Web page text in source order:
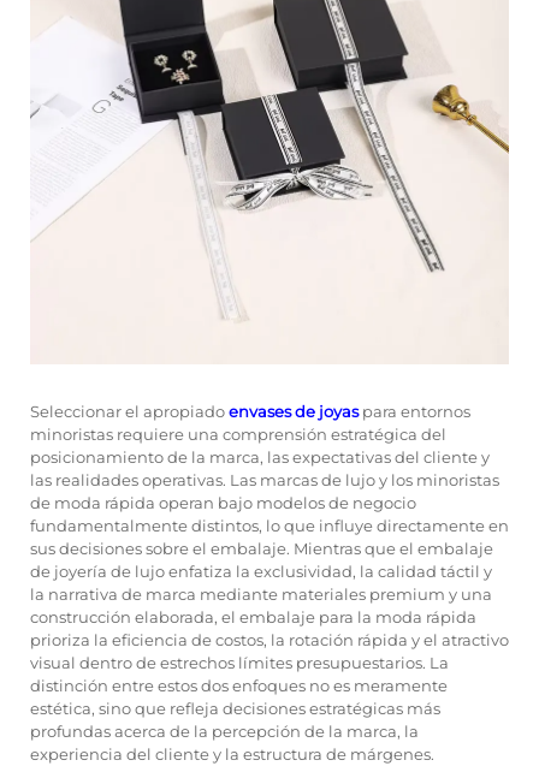
Seleccionar el apropiadoenvases de joyaspara entornos
minoristas requiere una comprensión estratégica del
posicionamiento de la marca, las expectativas del cliente y
las realidades operativas. Las marcas de lujo y los minoristas
de moda rápida operan bajo modelos de negocio
fundamentalmente distintos, lo que influye directamente en
sus decisiones sobre el embalaje. Mientras que el embalaje
de joyería de lujo enfatiza la exclusividad, la calidad táctil y
la narrativa de marca mediante materiales premium y una
construcción elaborada, el embalaje para la moda rápida
prioriza la eficiencia de costos, la rotación rápida y el atractivo
visual dentro de estrechos límites presupuestarios. La
distinción entre estos dos enfoques no es meramente
estética, sino que refleja decisiones estratégicas más
profundas acerca de la percepción de la marca, la
experiencia del cliente y la estructura de márgenes.